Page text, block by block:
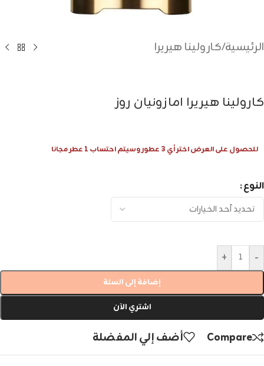
الرئيسية/كارولينا هيريرا
كارولينا هيريرا امازونيان روز
للحصول على العرض اختر أي 3 عطور وسيتم احتساب 1 عطر مجانا
النوع
-
+
إضافة إلى السلة
اشتري الآن
Compare أضف إلي المفضلة